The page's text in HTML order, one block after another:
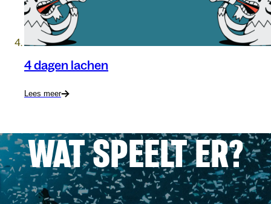
4 dagen lachen
Lees meer
WAT SPEELT ER?